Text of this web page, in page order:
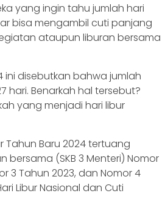
yang ingin tahu jumlah hari
bisa mengambil cuti panjang
ataupun liburan bersama
ini disebutkan bahwa jumlah
hari. Benarkah hal tersebut?
yang menjadi hari libur
Tahun Baru 2024 tertuang
bersama (SKB 3 Menteri) Nomor
3 Tahun 2023, dan Nomor 4
Libur Nasional dan Cuti